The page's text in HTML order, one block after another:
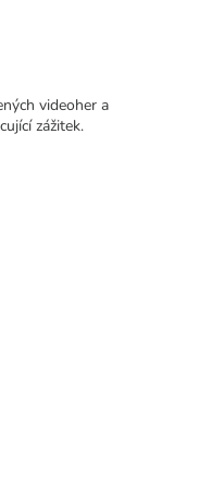
videoher a
zážitek.